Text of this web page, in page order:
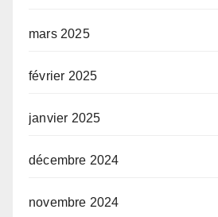
mars 2025
février 2025
janvier 2025
décembre 2024
novembre 2024